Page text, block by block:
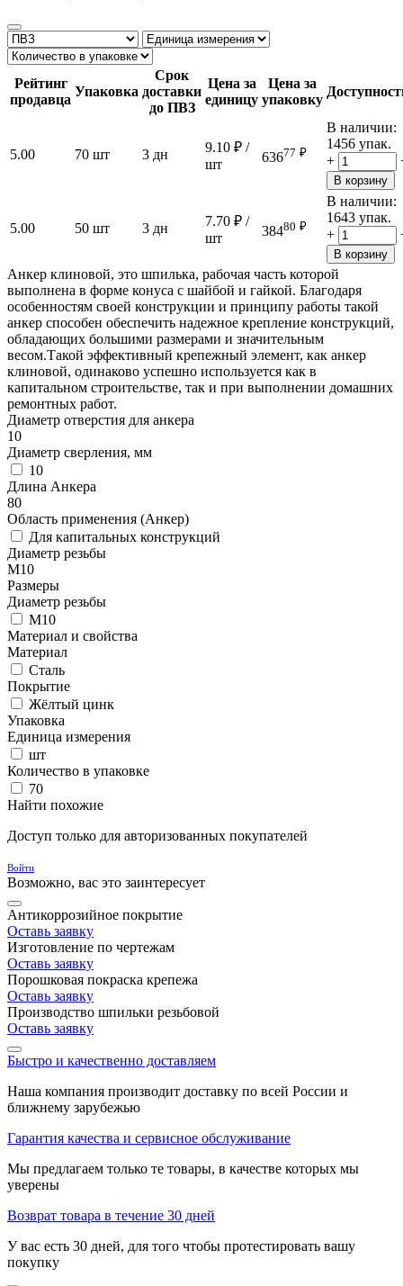
Рейтинг
продавца
Упаковка
Срок
доставки
до ПВЗ
Цена за
единицу
Цена за
упаковку
5.00 70 шт 3 дн 9.10 ₽ /
шт
63677 ₽
В наличии:
1456 упак.
+
В корзину
5.00 50 шт 3 дн 7.70 ₽ /
шт
38480 ₽
В наличии:
1643 упак.
+
В корзину
Анкер клиновой, это шпилька, рабочая часть которой
выполнена в форме конуса с шайбой и гайкой. Благодаря
особенностям своей конструкции и принципу работы такой
анкер способен обеспечить надежное крепление конструкций,
обладающих большими размерами и значительным
весом.Такой эффективный крепежный элемент, как анкер
клиновой, одинаково успешно используется как в
капитальном строительстве, так и при выполнении домашних
ремонтных работ.
Диаметр отверстия для анкера
10
Диаметр сверления, мм
10
Длина Анкера
80
Область применения (Анкер)
Для капитальных конструкций
Диаметр резьбы
М10
Размеры
Диаметр резьбы
М10
Материал и свойства
Материал
Сталь
Покрытие
Жёлтый цинк
Упаковка
Единица измерения
шт
Количество в упаковке
70
Найти похожие
Доступ только для авторизованных покупателей
Войти
Возможно, вас это заинтересует
Антикоррозийное покрытие
Оставь заявку
Изготовление по чертежам
Оставь заявку
Порошковая покраска крепежа
Оставь заявку
Производство шпильки резьбовой
Оставь заявку
Быстро и качественно доставляем
Наша компания производит доставку по всей России и
ближнему зарубежью
Гарантия качества и сервисное обслуживание
Мы предлагаем только те товары, в качестве которых мы
уверены
Возврат товара в течение 30 дней
У вас есть 30 дней, для того чтобы протестировать вашу
покупку